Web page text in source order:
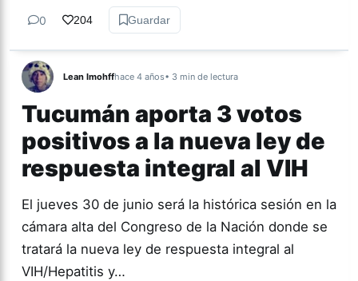
0 204 Guardar
Lean Imohffhace 4 años• 3 min de lectura
Tucumán aporta 3 votos
positivos a la nueva ley de
respuesta integral al VIH
El jueves 30 de junio será la histórica sesión en la
cámara alta del Congreso de la Nación donde se
tratará la nueva ley de respuesta integral al
VIH/Hepatitis y…